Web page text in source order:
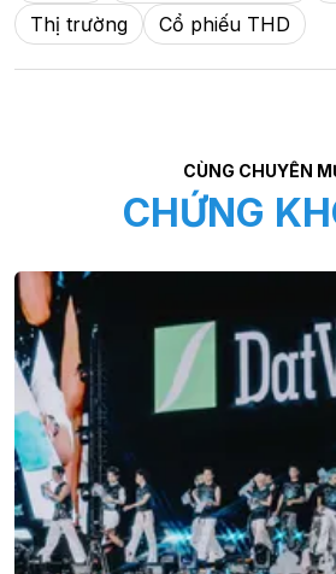
Thị trường Cổ phiếu THD
CÙNG CHUYÊN
CHỨNG